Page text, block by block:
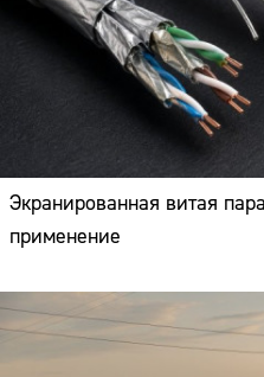
Экранированная витая
применение